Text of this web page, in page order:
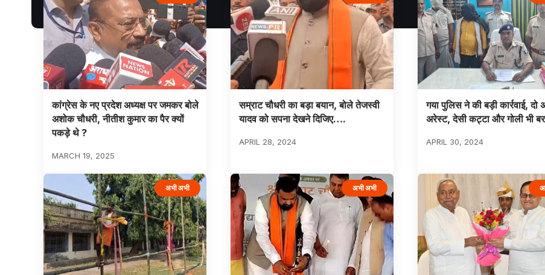
कांग्रेस के नए प्रदेश अध्यक्ष पर जमकर बोले
अशोक चौधरी, नीतीश कुमार का पैर क्यों
पकड़े थे ?
MARCH 19, 2025
सम्राट चौधरी का बड़ा बयान, बोले तेजस्वी
यादव को सपना देखने दिजिए….
APRIL 28, 2024
गया पुलिस ने की बड़ी कार्रवाई, दो
अरेस्ट, देसी कट्टा और गोली भी
APRIL 30, 2024
अभी अभी अभी अभी